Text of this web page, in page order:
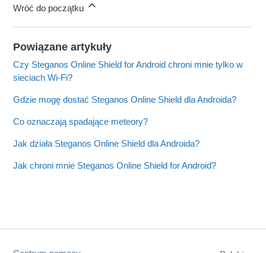
Wróć do początku
Powiązane artykuły
Czy Steganos Online Shield for Android chroni mnie tylko w
sieciach Wi-Fi?
Gdzie mogę dostać Steganos Online Shield dla Androida?
Co oznaczają spadające meteory?
Jak działa Steganos Online Shield dla Androida?
Jak chroni mnie Steganos Online Shield for Android?